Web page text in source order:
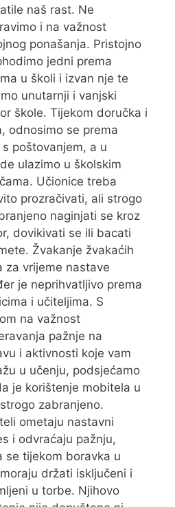
naš rast. Ne
i na važnost
ponašanja. Pristojno
jedni prema
u školi i izvan nje te
unutarnji i vanjski
škole. Tijekom doručka i
odnosimo se prema
s poštovanjem, a u
ulazimo u školskim
Učionice treba
prozračivati, ali strogo
naginjati se kroz
dovikivati se ili bacati
Žvakanje žvakaćih
za vrijeme nastave
je neprihvatljivo prema
i učiteljima. S
na važnost
pažnje na
i aktivnosti koje vam
u učenju, podsjećamo
je korištenje mobitela u
zabranjeno.
ometaju nastavni
i odvraćaju pažnju,
se tijekom boravka u
držati isključeni i
u torbe. Njihovo